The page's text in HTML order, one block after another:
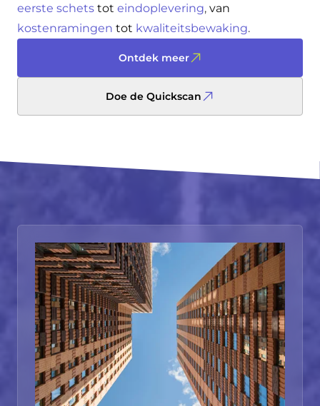
eerste schets tot eindoplevering, van
kostenramingen tot kwaliteitsbewaking.
Ontdek meer
Doe de Quickscan